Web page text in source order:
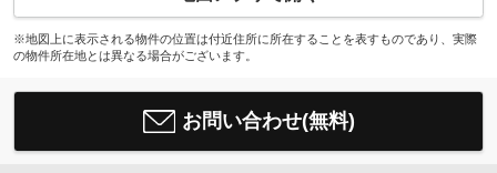
※地図上に表示される物件の位置は付近住所に所在することを表すものであり、実際
の物件所在地とは異なる場合がございます。
お問い合わせ(無料)